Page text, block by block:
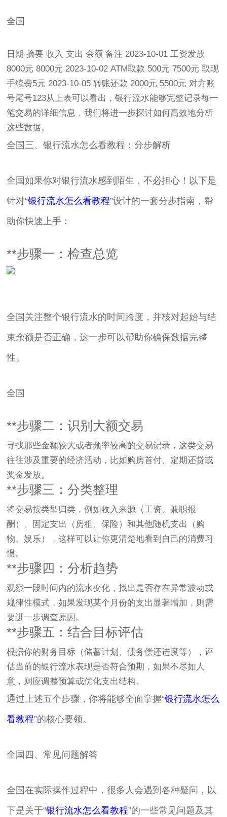
全国
日期 摘要 收入 支出 余额 备注 2023-10-01 工资发放
8000元 8000元 2023-10-02 ATM取款 500元 7500元 取现
手续费5元 2023-10-05 转账还款 2000元 5500元 对方账
号尾号123从上表可以看出，银行流水能够完整记录每一
笔交易的详细信息，我们将进一步探讨如何高效地分析
这些数据。
全国三、银行流水怎么看教程：分步解析
全国如果你对银行流水感到陌生，不必担心！以下是
针对“银行流水怎么看教程”设计的一套分步指南，帮
助你快速上手：
**步骤一：检查总览
全国关注整个银行流水的时间跨度，并核对起始与结
束余额是否正确，这一步可以帮助你确保数据完整
性。
全国
**步骤二：识别大额交易
寻找那些金额较大或者频率较高的交易记录，这类交易
往往涉及重要的经济活动，比如购房首付、定期还贷或
奖金发放。
**步骤三：分类整理
将交易按类型归类，例如收入来源（工资、兼职报
酬）、固定支出（房租、保险）和其他随机支出（购
物、娱乐），这样可以让你更清楚地看到自己的消费习
惯。
**步骤四：分析趋势
观察一段时间内的流水变化，找出是否存在异常波动或
规律性模式，如果发现某个月份的支出显著增加，则需
要进一步调查原因。
**步骤五：结合目标评估
根据你的财务目标（储蓄计划、债务偿还进度等），评
估当前的银行流水表现是否符合预期，如果不尽如人
意，则应调整预算或优化支出结构。
通过上述五个步骤，你将能够全面掌握“银行流水怎么
看教程”的核心要领。
全国四、常见问题解答
全国在实际操作过程中，很多人会遇到各种疑问，以
下是关于“银行流水怎么看教程”的一些常见问题及其